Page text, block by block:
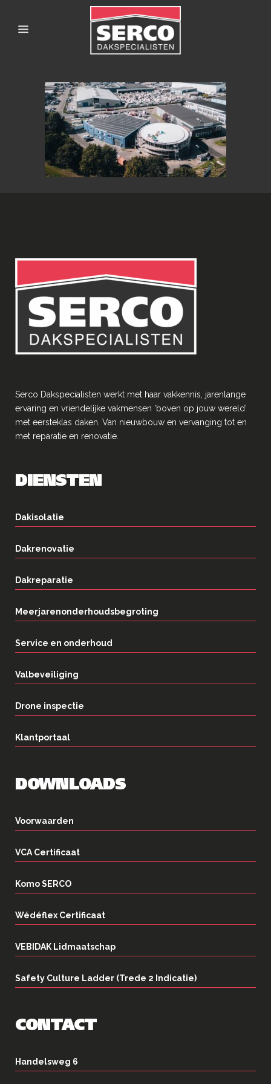
Serco Dakspecialisten werkt met haar vakkennis, jarenlange
ervaring en vriendelĳke vakmensen ‘boven op jouw wereld’
met eersteklas daken. Van nieuwbouw en vervanging tot en
met reparatie en renovatie.
DIENSTEN
Dakisolatie
Dakrenovatie
Dakreparatie
Meerjarenonderhoudsbegroting
Service en onderhoud
Valbeveiliging
Drone inspectie
Klantportaal
DOWNLOADS
Voorwaarden
VCA Certificaat
Komo SERCO
Wédéflex Certificaat
VEBIDAK Lidmaatschap
Safety Culture Ladder (Trede 2 Indicatie)
CONTACT
Handelsweg 6